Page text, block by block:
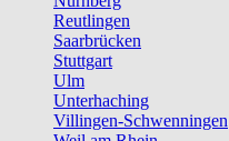
Reutlingen
Saarbrücken
Stuttgart
Ulm
Unterhaching
Villingen-Schwenningen